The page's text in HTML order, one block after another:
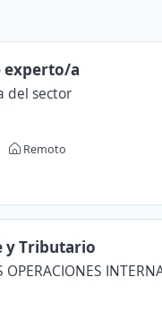
experto/a
del sector
Remoto
y Tributario